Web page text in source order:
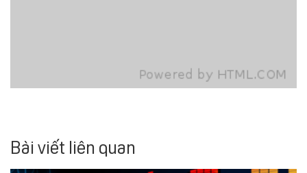
Bài viết liên quan